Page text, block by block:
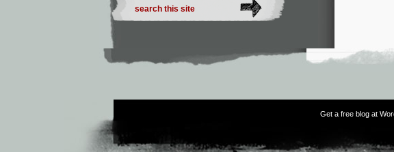
Get a free blog at